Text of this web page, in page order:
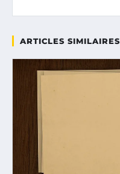
ARTICLES SIMILAIRES